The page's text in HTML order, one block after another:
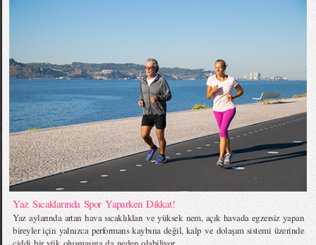
Yaz Sıcaklarında Spor Yaparken Dikkat!
Yaz aylarında artan hava sıcaklıkları ve yüksek nem, açık havada egzersiz yapan
bireyler için yalnızca performans kaybına değil, kalp ve dolaşım sistemi üzerinde